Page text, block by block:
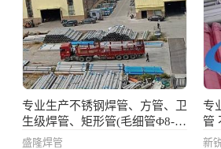
专业生产不锈钢焊管、方管、卫
生级焊管、矩形管(毛细管Φ8-
Φ16),圆管(Φ19-Φ480),方管/矩
盛隆焊管
专
新